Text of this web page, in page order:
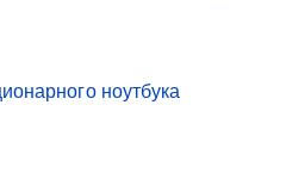
ноутбука